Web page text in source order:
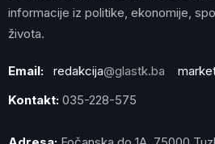
informacije iz politike, ekonomije,
života.
Email: redakcija@glastk.ba
Kontakt: 035-228-575